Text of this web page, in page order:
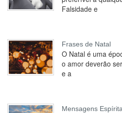
Falsidade e
Frases de Natal
O Natal é uma
o amor deverão
e a
Mensagens